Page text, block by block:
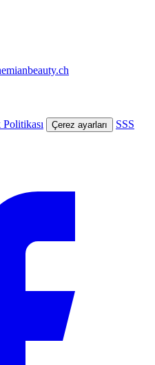
Çerez ayarları SSS